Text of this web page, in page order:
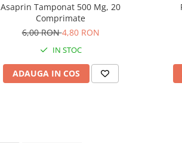
Asaprin Tamponat 500 Mg, 20
Comprimate
6,00 RON4,80 RON
IN STOC
ADAUGA IN COS